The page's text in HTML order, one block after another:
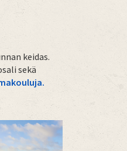
keidas.
sekä